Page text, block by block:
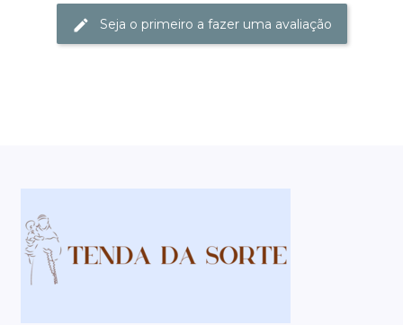
Seja o primeiro a fazer uma avaliação